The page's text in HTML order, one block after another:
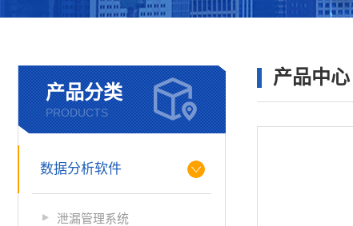
产品分类
PRODUCTS
数据分析软件
泄漏管理系统
产品中心